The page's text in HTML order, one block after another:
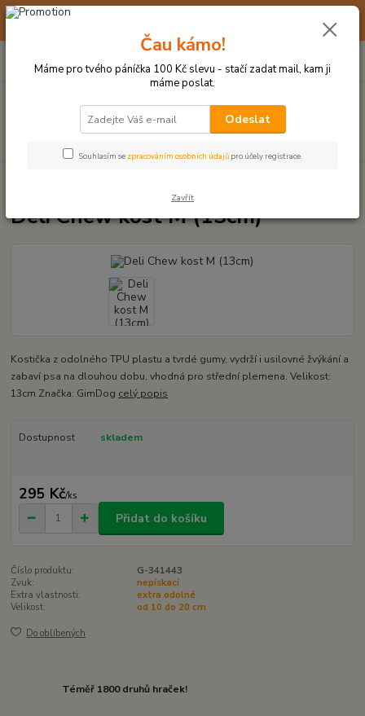
☀️ 10. - 14. SRPNA 2026 MÁME DOVOLENOU ☀️ OBJEDNÁVKY
po–pá: 9–17 hod.
za0 Kč
Deli Chew kost M (13cm)
Kostička z odolného TPU plastu a tvrdé gumy, vydrží i usilovné žvýkání a
zabaví psa na dlouhou dobu, vhodná pro střední plemena. Velikost:
13cm Značka: GimDog celý popis
Dostupnost skladem
295 Kč/ks
Přidat do košíku
Číslo produktu:
G-341443
Zvuk:
nepískací
Extra vlastnosti:
extra odolné
Velikost:
od 10 do 20 cm
Do oblíbených
Téměř 1800 druhů hraček!
Čau kámo!
Máme pro tvého páníčka 100 Kč slevu - stačí zadat mail, kam ji
máme poslat.
Odeslat
Souhlasím se zpracováním osobních údajů pro účely registrace.
Zavřít